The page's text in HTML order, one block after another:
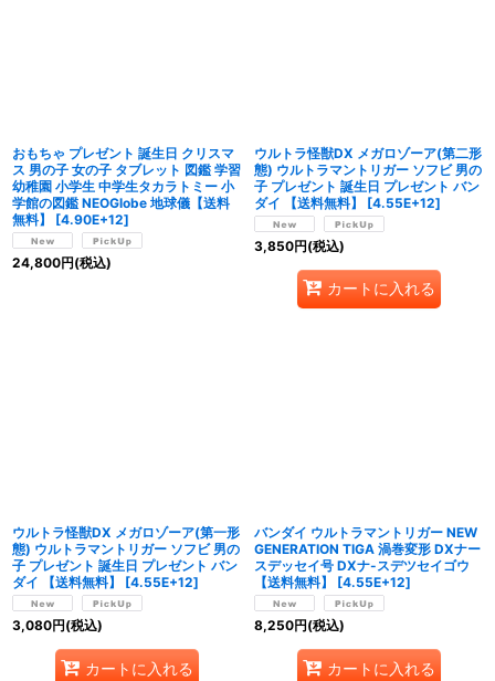
おもちゃ プレゼント 誕生日 クリスマ
ス 男の子 女の子 タブレット 図鑑 学習
幼稚園 小学生 中学生タカラトミー 小
学館の図鑑 NEOGlobe 地球儀【送料
無料】
[4.90E+12]
24,800円(税込)
ウルトラ怪獣DX メガロゾーア(第二形
態) ウルトラマントリガー ソフビ 男の
子 プレゼント 誕生日 プレゼント バン
ダイ 【送料無料】
[4.55E+12]
3,850円(税込)
カートに入れる
ウルトラ怪獣DX メガロゾーア(第一形
態) ウルトラマントリガー ソフビ 男の
子 プレゼント 誕生日 プレゼント バン
ダイ 【送料無料】
[4.55E+12]
3,080円(税込)
カートに入れる
バンダイ ウルトラマントリガー NEW
GENERATION TIGA 渦巻変形 DXナー
スデッセイ号 DXナ-スデツセイゴウ
【送料無料】
[4.55E+12]
8,250円(税込)
カートに入れる